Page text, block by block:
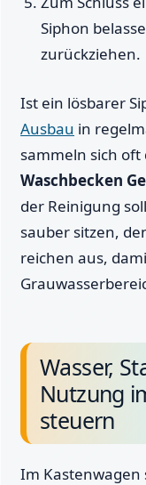
Siphon
zurückziehen.
Ist ein lösbarer
Ausbau in
sammeln sich
Waschbecken
der Reinigung
sauber sitzen,
reichen aus,
Wasser,
Nutzung
steuern
Im